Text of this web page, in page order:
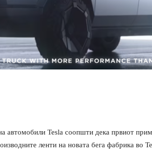
автомобили Tesla соопшти дека првиот
ленти на новата бега фабрика во